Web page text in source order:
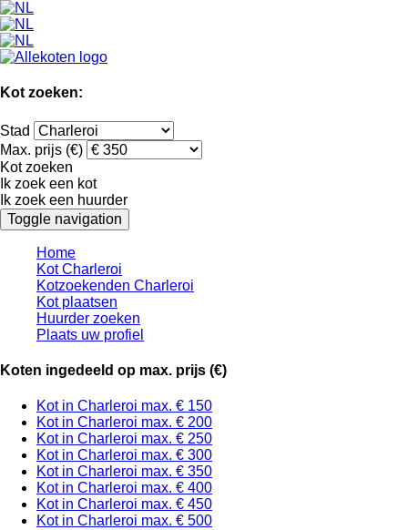
Kot zoeken:
Stad
Max. prijs (€)
Kot zoeken
Ik zoek een kot
Ik zoek een huurder
Toggle navigation
Home
Kot Charleroi
Kotzoekenden Charleroi
Kot plaatsen
Huurder zoeken
Plaats uw profiel
Koten ingedeeld op max. prijs (€)
Kot in Charleroi max. € 150
Kot in Charleroi max. € 200
Kot in Charleroi max. € 250
Kot in Charleroi max. € 300
Kot in Charleroi max. € 350
Kot in Charleroi max. € 400
Kot in Charleroi max. € 450
Kot in Charleroi max. € 500